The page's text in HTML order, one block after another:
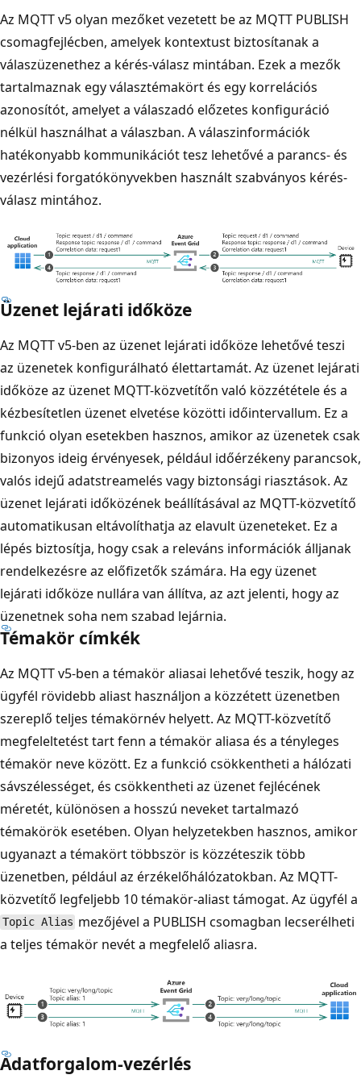
Az MQTT v5 olyan mezőket vezetett be az MQTT PUBLISH
csomagfejlécben, amelyek kontextust biztosítanak a
válaszüzenethez a kérés-válasz mintában. Ezek a mezők
tartalmaznak egy választémakört és egy korrelációs
azonosítót, amelyet a válaszadó előzetes konfiguráció
nélkül használhat a válaszban. A válaszinformációk
hatékonyabb kommunikációt tesz lehetővé a parancs- és
vezérlési forgatókönyvekben használt szabványos kérés-
válasz mintához.
Üzenet lejárati időköze
Az MQTT v5-ben az üzenet lejárati időköze lehetővé teszi
az üzenetek konfigurálható élettartamát. Az üzenet lejárati
időköze az üzenet MQTT-közvetítőn való közzététele és a
kézbesítetlen üzenet elvetése közötti időintervallum. Ez a
funkció olyan esetekben hasznos, amikor az üzenetek csak
bizonyos ideig érvényesek, például időérzékeny parancsok,
valós idejű adatstreamelés vagy biztonsági riasztások. Az
üzenet lejárati időközének beállításával az MQTT-közvetítő
automatikusan eltávolíthatja az elavult üzeneteket. Ez a
lépés biztosítja, hogy csak a releváns információk álljanak
rendelkezésre az előfizetők számára. Ha egy üzenet
lejárati időköze nullára van állítva, az azt jelenti, hogy az
üzenetnek soha nem szabad lejárnia.
Témakör címkék
Az MQTT v5-ben a témakör aliasai lehetővé teszik, hogy az
ügyfél rövidebb aliast használjon a közzétett üzenetben
szereplő teljes témakörnév helyett. Az MQTT-közvetítő
megfeleltetést tart fenn a témakör aliasa és a tényleges
témakör neve között. Ez a funkció csökkentheti a hálózati
sávszélességet, és csökkentheti az üzenet fejlécének
méretét, különösen a hosszú neveket tartalmazó
témakörök esetében. Olyan helyzetekben hasznos, amikor
ugyanazt a témakört többször is közzéteszik több
üzenetben, például az érzékelőhálózatokban. Az MQTT-
közvetítő legfeljebb 10 témakör-aliast támogat. Az ügyfél a
Topic Alias mezőjével a PUBLISH csomagban lecserélheti
a teljes témakör nevét a megfelelő aliasra.
Adatforgalom-vezérlés